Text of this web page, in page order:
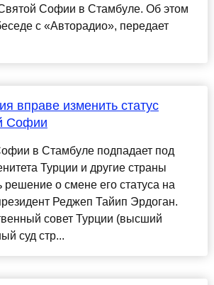
Софии в Стамбуле. Об этом
с «Авторадио», передает
вправе изменить статус
Софии
в Стамбуле подпадает под
Турции и другие страны
о смене его статуса на
Реджеп Тайип Эрдоган.
совет Турции (высший
суд стр...